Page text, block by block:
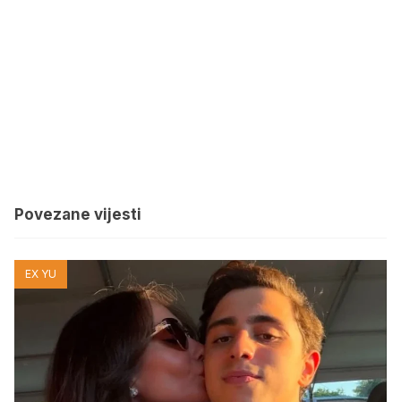
Povezane vijesti
EX YU